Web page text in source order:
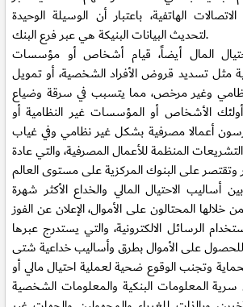
الهاتفية، باعتبار أن الوسيلة الوحيدة
لتحديث البيانات البنيكة هي عبر فرع البنك.
المال أيضاً، قيام أشخاص أو مؤسسات
مثل تسديد قروض الأفراد الشخصية، أو تمويل
وغير مرخص، مما يتسبب في سرقة وضياع
الأشخاص أو المؤسسات غير النظامية أو
أعمالا مصرفية بشكل غير نظامي وفي غياب
المنظمة للأعمال المصرفية، والتي عادة
أساليب الاحتيال المالي والخداع الأكثر شهرة
المحتالون على الأموال، الإعلان عن الفوز
الرسائل الالكترونية، والتي يستدرج عبرها
وتجنب الوقوع ضحية لعملية احتيال مالي أو
المعلومات البنكية والمعلومات الشخصية